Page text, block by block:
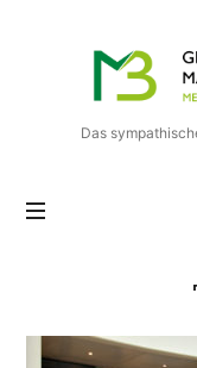
Oehri
&
Kaiser
AG
Das